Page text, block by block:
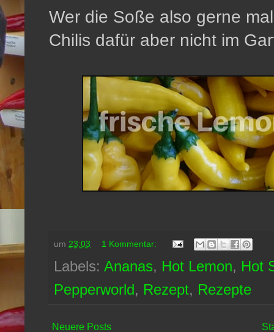
Wer die Soße also gerne
Chilis dafür aber nicht im
um 23:03 1 Kommentar:
Labels: Ananas, Hot Lemon, Hot
Pepperworld, Rezept, Rezepte
Neuere Posts